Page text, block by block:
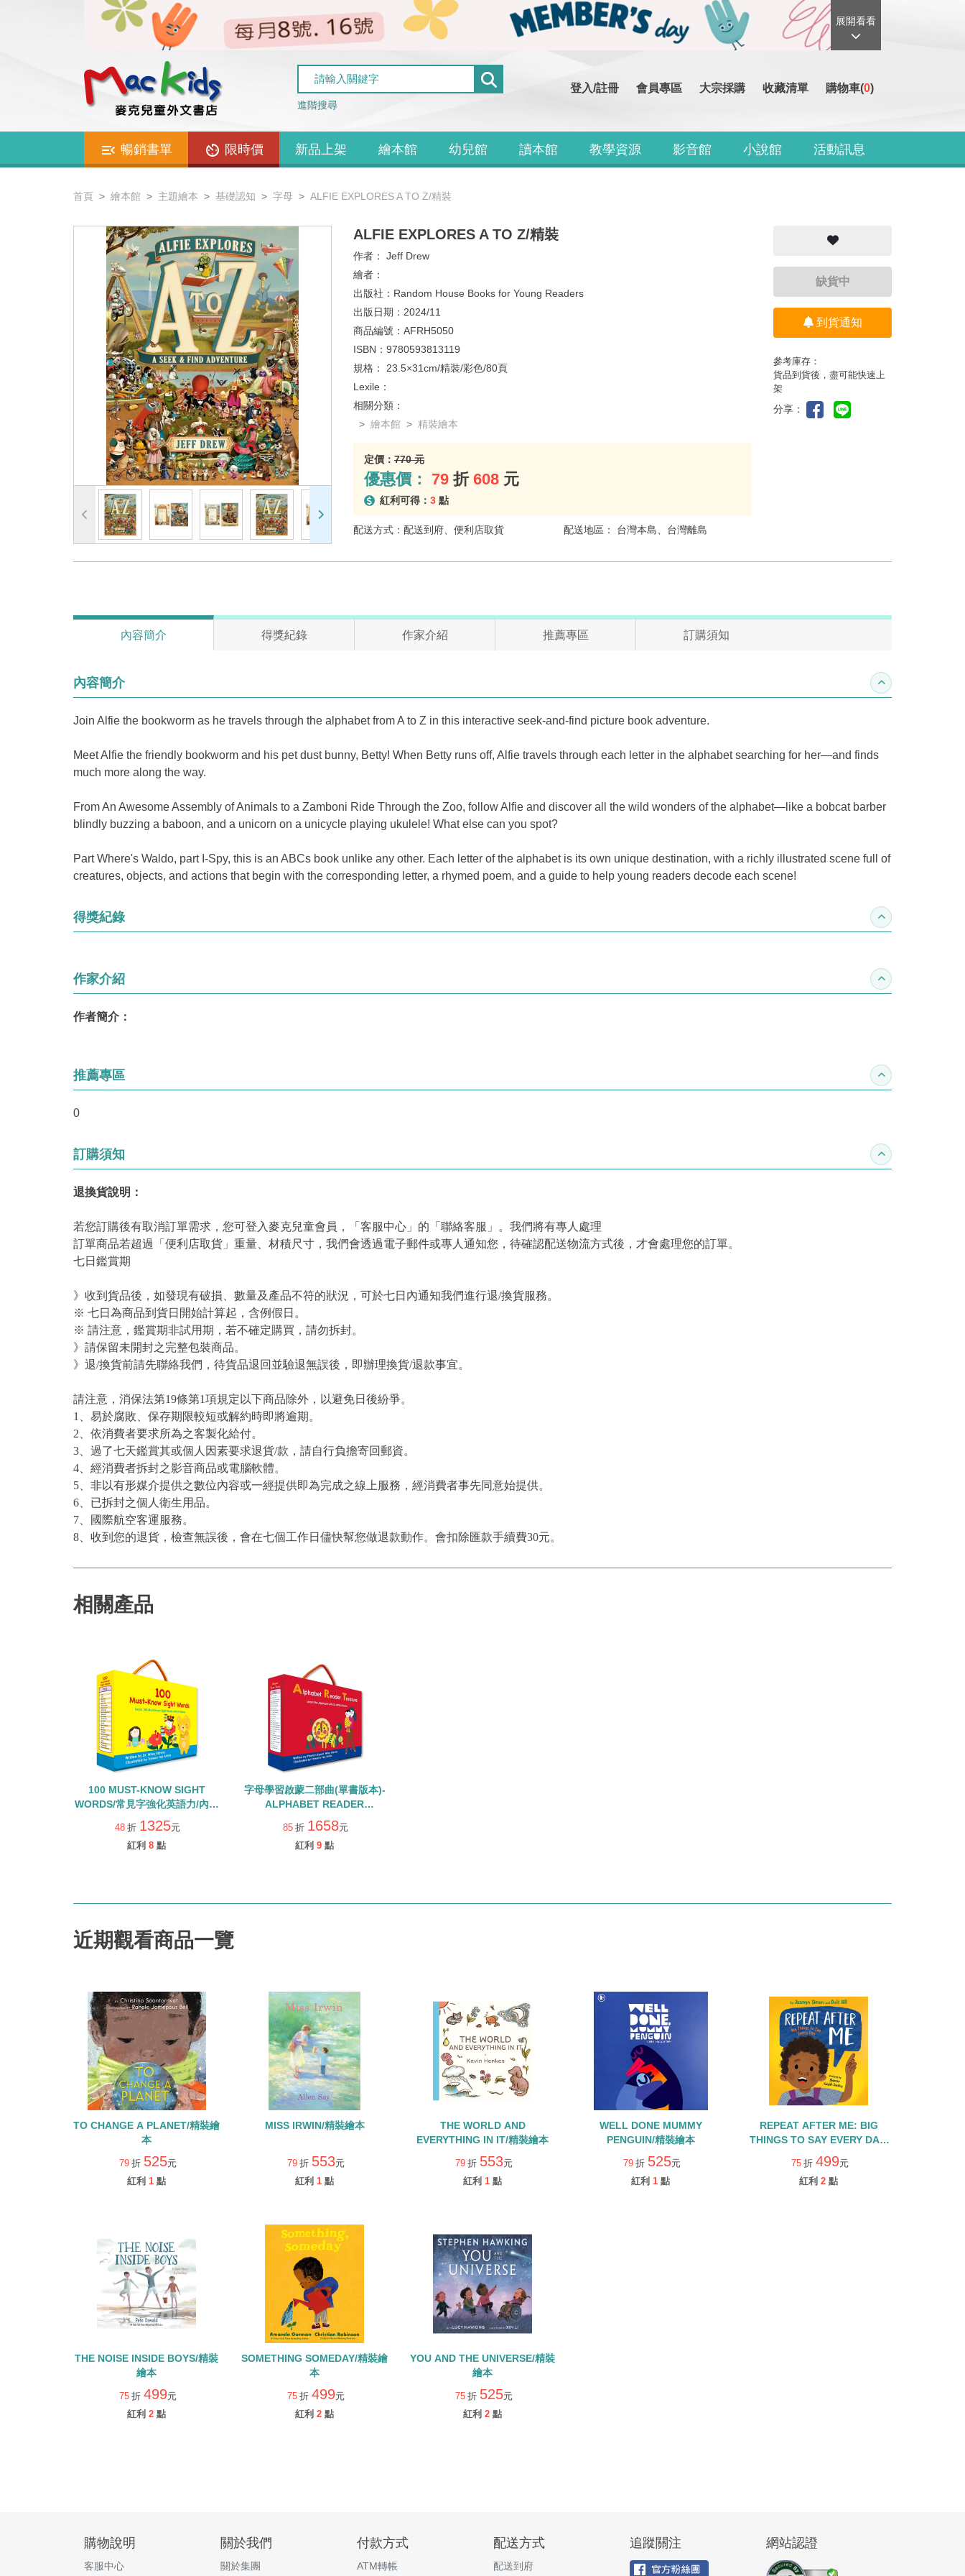
展開看看
進階搜尋
登入/註冊 會員專區 大宗採購 收藏清單 購物車(0)
暢銷書單 限時價 新品上架 繪本館 幼兒館 讀本館 教學資源 影音館 小說館 活動訊息
首頁 繪本館 主題繪本 基礎認知 字母 ALFIE EXPLORES A TO Z/精裝
ALFIE EXPLORES A TO Z/精裝
作者： Jeff Drew
繪者：
出版社： Random House Books for Young Readers
出版日期： 2024/11
商品編號： AFRH5050
ISBN： 9780593813119
規格： 23.5×31cm/精裝/彩色/80頁
Lexile：
相關分類：
繪本館
精裝繪本
定價： 770 元
優惠價： 79 折 608 元
紅利可得： 3 點
配送方式：配送到府、便利店取貨 配送地區： 台灣本島、台灣離島
缺貨中
到貨通知
參考庫存：
貨品到貨後，盡可能快速上
架
分享：
內容簡介 得獎紀錄 作家介紹 推薦專區 訂購須知
內容簡介 收合內容簡介
Join Alfie the bookworm as he travels through the alphabet from A to Z in this interactive seek-and-find picture book adventure.
Meet Alfie the friendly bookworm and his pet dust bunny, Betty! When Betty runs off, Alfie travels through each letter in the alphabet searching for her—and finds
much more along the way.
From An Awesome Assembly of Animals to a Zamboni Ride Through the Zoo, follow Alfie and discover all the wild wonders of the alphabet—like a bobcat barber
blindly buzzing a baboon, and a unicorn on a unicycle playing ukulele! What else can you spot?
Part Where's Waldo, part I-Spy, this is an ABCs book unlike any other. Each letter of the alphabet is its own unique destination, with a richly illustrated scene full of
creatures, objects, and actions that begin with the corresponding letter, a rhymed poem, and a guide to help young readers decode each scene!
得獎紀錄 收合得獎紀錄
作家介紹 收合作家介紹
作者簡介：
推薦專區 收合推薦專區
0
訂購須知 收合訂購須知
退換貨說明：
若您訂購後有取消訂單需求，您可登入麥克兒童會員，「客服中心」的「聯絡客服」。我們將有專人處理
訂單商品若超過「便利店取貨」重量、材積尺寸，我們會透過電子郵件或專人通知您，待確認配送物流方式後，才會處理您的訂單。
七日鑑賞期
》收到貨品後，如發現有破損、數量及產品不符的狀況，可於七日內通知我們進行退/換貨服務。
※ 七日為商品到貨日開始計算起，含例假日。
※ 請注意，鑑賞期非試用期，若不確定購買，請勿拆封。
》請保留未開封之完整包裝商品。
》退/換貨前請先聯絡我們，待貨品退回並驗退無誤後，即辦理換貨/退款事宜。
請注意，消保法第19條第1項規定以下商品除外，以避免日後紛爭。
1、易於腐敗、保存期限較短或解約時即將逾期。
2、依消費者要求所為之客製化給付。
3、過了七天鑑賞其或個人因素要求退貨/款，請自行負擔寄回郵資。
4、經消費者拆封之影音商品或電腦軟體。
5、非以有形媒介提供之數位內容或一經提供即為完成之線上服務，經消費者事先同意始提供。
6、已拆封之個人衛生用品。
7、國際航空客運服務。
8、收到您的退貨，檢查無誤後，會在七個工作日儘快幫您做退款動作。會扣除匯款手續費30元。
相關產品
100 MUST-KNOW SIGHT
WORDS/常見字強化英語力/內含
25本小書+Qrcode+字卡
48 折 1325元
紅利 8 點
字母學習啟蒙二部曲(單書版本)-
ALPHABET READER
TREASURE /內含26本小書
+Qrcode
85 折 1658元
紅利 9 點
近期觀看商品一覽
TO CHANGE A PLANET/精裝繪
本
79 折 525元
紅利 1 點
MISS IRWIN/精裝繪本
79 折 553元
紅利 1 點
THE WORLD AND
EVERYTHING IN IT/精裝繪本
79 折 553元
紅利 1 點
WELL DONE MUMMY
PENGUIN/精裝繪本
79 折 525元
紅利 1 點
REPEAT AFTER ME: BIG
THINGS TO SAY EVERY DAY/
精裝繪本
75 折 499元
紅利 2 點
THE NOISE INSIDE BOYS/精裝
繪本
75 折 499元
紅利 2 點
SOMETHING SOMEDAY/精裝繪
本
75 折 499元
紅利 2 點
YOU AND THE UNIVERSE/精裝
繪本
75 折 525元
紅利 2 點
購物說明
客服中心
關於我們
關於集團
付款方式
ATM轉帳
配送方式
配送到府
追蹤關注 網站認證